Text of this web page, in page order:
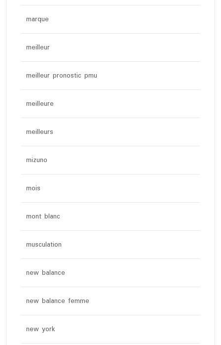
marque
meilleur
meilleur pronostic pmu
meilleure
meilleurs
mizuno
mois
mont blanc
musculation
new balance
new balance femme
new york